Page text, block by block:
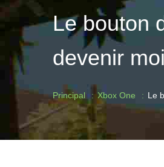
Le bouton
devenir
Principal Xbox One Le